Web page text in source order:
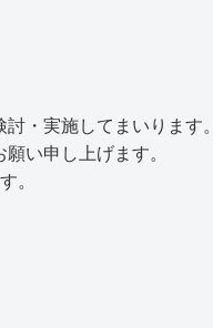
・実施してまいります。
い申し上げます。
。